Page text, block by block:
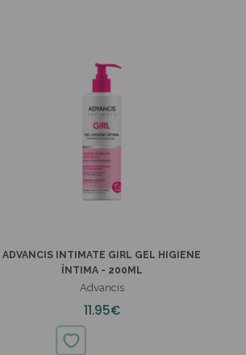
ADVANCIS INTIMATE GIRL GEL HIGIENE
ÍNTIMA - 200ML
Advancis
11.95€